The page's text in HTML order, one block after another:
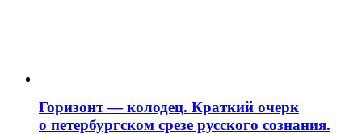
Горизонт — колодец. Краткий очерк
о петербургском срезе русского сознания.